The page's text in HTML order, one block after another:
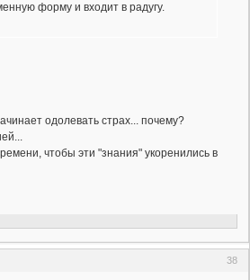
форму и входит в радугу.
одолевать страх... почему?
чтобы эти "знания" укоренились в
38